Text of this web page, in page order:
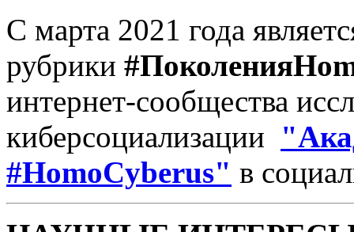
С марта 2021 года
рубрики
интернет-сообщества
киберсоциализации
#HomoCyberus" в